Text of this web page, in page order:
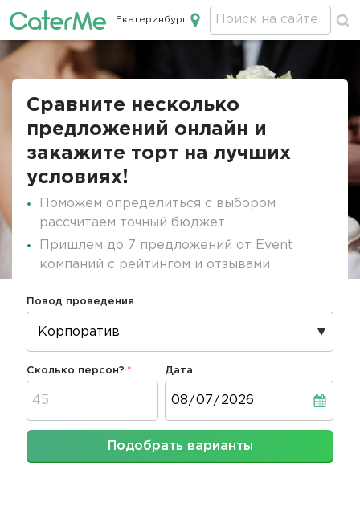
Кейтеринг в Екатеринбурге
Екатеринбург
Сравните несколько
предложений онлайн и
закажите торт на лучших
условиях!
Поможем определиться с выбором
рассчитаем точный бюджет
Пришлем до 7 предложений от Event
компаний с рейтингом и отзывами
Повод проведения
Сколько персон? Дата
Подобрать варианты